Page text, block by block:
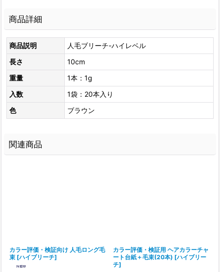
商品詳細
商品説明
人毛ブリーチ-ハイレベル
長さ
10cm
重量
1本：1g
入数
1袋：20本入り
色
ブラウン
関連商品
カラー評価・検証向け 人毛ロング毛
束 [ハイブリーチ]
カラー評価・検証用 ヘアカラーチャ
ート台紙＋毛束(20本) [ハイブリー
チ]